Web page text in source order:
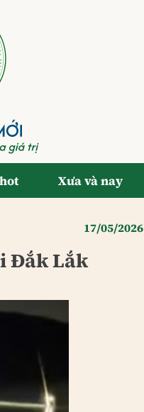
Xưa và nay
17/05/2026
Đắk Lắk